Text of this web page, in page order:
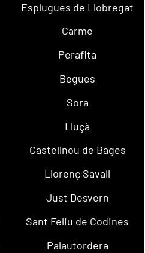
Esplugues de Llobregat
Carme
Perafita
Begues
Sora
Lluçà
Castellnou de Bages
Llorenç Savall
Just Desvern
Sant Feliu de Codines
Palautordera